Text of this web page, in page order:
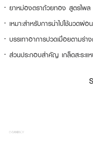
· ยาหม่องตราถ้วยทอง สูตรไพ
· เหมาะสำหรับการนำไปใช้นวดผ่
· บรรเทาอาการปวดเมื่อยตามร่า
· ส่วนประกอบสำคัญ เกล็ดสะระแ